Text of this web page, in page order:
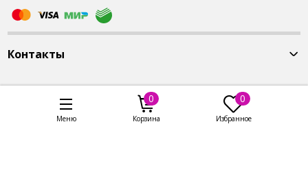
Контакты
Меню
0
Корзина
0
Избранное